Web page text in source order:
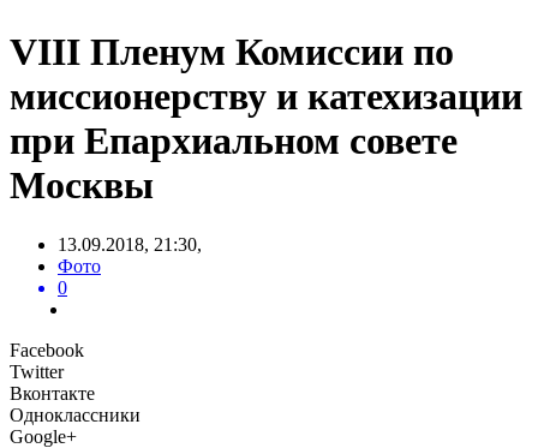
VIII Пленум Комиссии по
миссионерству и катехизации
при Епархиальном совете
Москвы
13.09.2018, 21:30,
Фото
0
Facebook
Twitter
Вконтакте
Одноклассники
Google+